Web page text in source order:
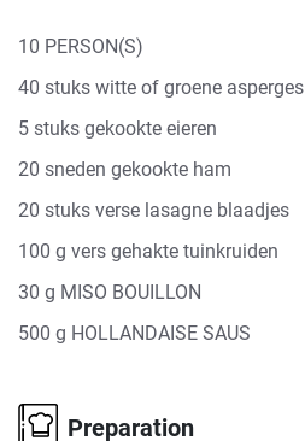
10 PERSON(S)
40 stuks witte of groene asperges
5 stuks gekookte eieren
20 sneden gekookte ham
20 stuks verse lasagne blaadjes
100 g vers gehakte tuinkruiden
30 g MISO BOUILLON
500 g HOLLANDAISE SAUS
Preparation